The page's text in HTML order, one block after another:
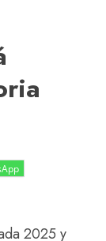
2025 y